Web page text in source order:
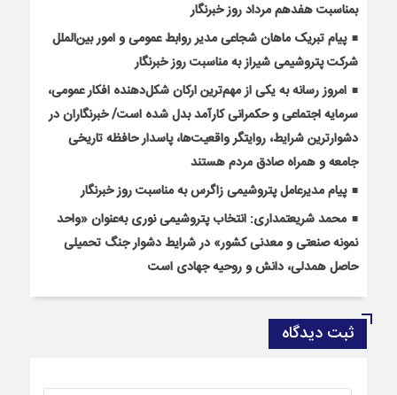
بمناسبت هفدهم مرداد روز خبرنگار
پیام تبریک ماهان شجاعی مدیر روابط عمومی و امور بین‌الملل
شرکت پتروشیمی شیراز به مناسبت روز خبرنگار
امروز رسانه به یکی از مهم‌ترین ارکان شکل‌دهنده افکار عمومی،
سرمایه اجتماعی و حکمرانی کارآمد بدل شده است/ خبرنگاران در
دشوارترین شرایط، روایتگر واقعیت‌ها، پاسدار حافظه تاریخی
جامعه و همراه صادق مردم هستند
پیام مدیرعامل پتروشیمی زاگرس به مناسبت روز خبرنگار
محمد شریعتمداری: انتخاب پتروشیمی نوری به‌عنوان «واحد
نمونه صنعتی و معدنی کشور» در شرایط دشوار جنگ تحمیلی
حاصل همدلی، دانش و روحیه جهادی است
ثبت دیدگاه